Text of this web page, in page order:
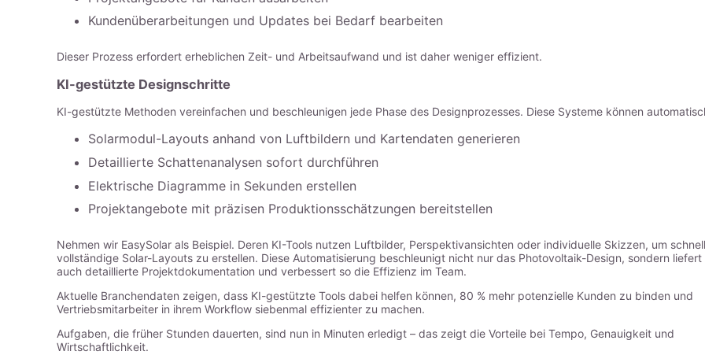
Kundenüberarbeitungen und Updates bei Bedarf bearbeiten
Dieser Prozess erfordert erheblichen Zeit- und Arbeitsaufwand und ist daher weniger effizient.
KI-gestützte Designschritte
KI-gestützte Methoden vereinfachen und beschleunigen jede Phase des Designprozesses. Diese Systeme können
Solarmodul-Layouts anhand von Luftbildern und Kartendaten generieren
Detaillierte Schattenanalysen sofort durchführen
Elektrische Diagramme in Sekunden erstellen
Projektangebote mit präzisen Produktionsschätzungen bereitstellen
Nehmen wir EasySolar als Beispiel. Deren KI-Tools nutzen Luftbilder, Perspektivansichten oder individuelle Skizzen, um schnell
vollständige Solar-Layouts zu erstellen. Diese Automatisierung beschleunigt nicht nur das Photovoltaik-Design, sondern liefert
auch detaillierte Projektdokumentation und verbessert so die Effizienz im Team.
Aktuelle Branchendaten zeigen, dass KI-gestützte Tools dabei helfen können, 80 % mehr potenzielle Kunden zu binden und
Vertriebsmitarbeiter in ihrem Workflow siebenmal effizienter zu machen.
Aufgaben, die früher Stunden dauerten, sind nun in Minuten erledigt – das zeigt die Vorteile bei Tempo, Genauigkeit und
Wirtschaftlichkeit.